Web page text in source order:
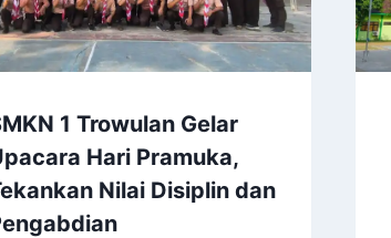
1 Trowulan Gelar
Hari Pramuka,
Nilai Disiplin dan